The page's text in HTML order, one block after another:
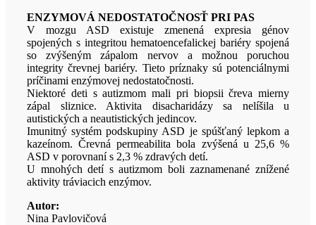
ENZYMOVÁ NEDOSTATOČNOSŤ PRI PAS
V mozgu ASD existuje zmenená expresia génov
spojených s integritou hematoencefalickej bariéry spojená
so zvýšeným zápalom nervov a možnou poruchou
integrity črevnej bariéry. Tieto príznaky sú potenciálnymi
príčinami enzýmovej nedostatočnosti.
Niektoré deti s autizmom mali pri biopsii čreva mierny
zápal sliznice. Aktivita disacharidázy sa nelíšila u
autistických a neautistických jedincov.
Imunitný systém podskupiny ASD je spúšťaný lepkom a
kazeínom. Črevná permeabilita bola zvýšená u 25,6 %
ASD v porovnaní s 2,3 % zdravých detí.
U mnohých detí s autizmom boli zaznamenané znížené
aktivity tráviacich enzýmov.
Autor:
Nina Pavlovičová